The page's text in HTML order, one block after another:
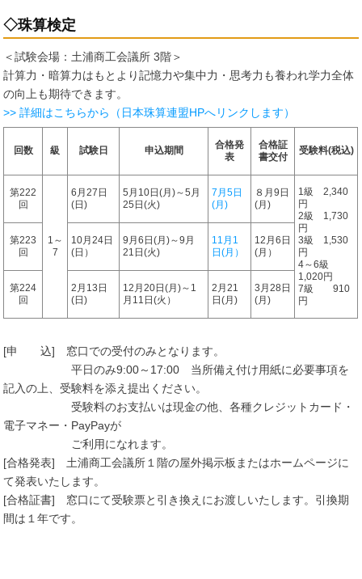
◇珠算検定
＜試験会場：土浦商工会議所 3階＞
計算力・暗算力はもとより記憶力や集中力・思考力も養われ学力全体
の向上も期待できます。
>> 詳細はこちらから（日本珠算連盟HPへリンクします）
回数 級 試験日 申込期間
合格発
表
合格証
書交付
受験料(税込)
第222
回
1～
7
6月27日
(日)
5月10日(月)～5月
25日(火)
7月5日
(月)
８月9日
(月)
1級 2,340
円
2級 1,730
円
3級 1,530
円
4～6級
1,020円
7級 910
円
第223
回
10月24日
(日）
9月6日(月)～9月
21日(火)
11月1
日(月）
12月6日
(月）
第224
回
2月13日
(日)
12月20日(月)～1
月11日(火）
2月21
日(月)
3月28日
(月)
[申 込] 窓口での受付のみとなります。
平日のみ9:00～17:00 当所備え付け用紙に必要事項を
記入の上、受験料を添え提出ください。
受験料のお支払いは現金の他、各種クレジットカード・
電子マネー・PayPayが
ご利用になれます。
[合格発表] 土浦商工会議所１階の屋外掲示板またはホームページに
て発表いたします。
[合格証書] 窓口にて受験票と引き換えにお渡しいたします。引換期
間は１年です。